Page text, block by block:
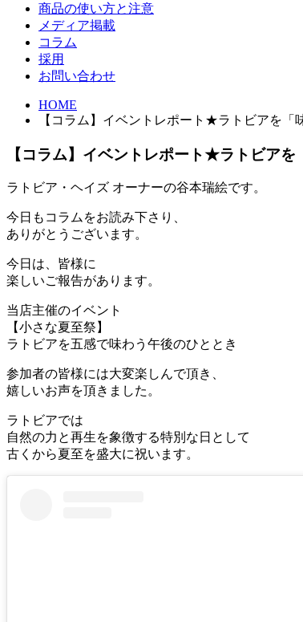
商品の使い方と注意
メディア掲載
コラム
採用
お問い合わせ
HOME
【コラム】イベントレポート★ラトビアを「
【コラム】イベントレポート★ラトビアを
ラトビア・ヘイズ オーナーの谷本瑞絵です。
今日もコラムをお読み下さり、
ありがとうございます。
今日は、皆様に
楽しいご報告があります。
当店主催のイベント
【小さな夏至祭】
ラトビアを五感で味わう午後のひととき
参加者の皆様には大変楽しんで頂き、
嬉しいお声を頂きました。
ラトビアでは
自然の力と再生を象徴する特別な日として
古くから夏至を盛大に祝います。